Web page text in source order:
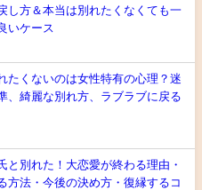
し方＆本当は別れたくなくても一
いケース
たくないのは女性特有の心理？迷
、綺麗な別れ方、ラブラブに戻る
と別れた！大恋愛が終わる理由・
方法・今後の決め方・復縁するコ